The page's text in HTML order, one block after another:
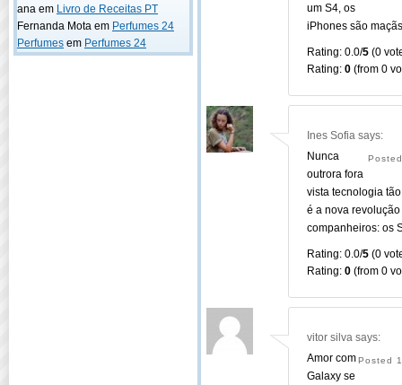
ana em Livro de Receitas PT
Fernanda Mota em Perfumes 24
Perfumes em Perfumes 24
um S4, os
iPhones são
Rating: 0.0/5(0
Rating: 0(from 0
Ines Sofia says:
Nunca
outrora fora
vista tecnologia
é a nova
companheiros: os
Rating: 0.0/5(0
Rating: 0(from 0
vitor silva says:
Posted
Amor com
Galaxy se